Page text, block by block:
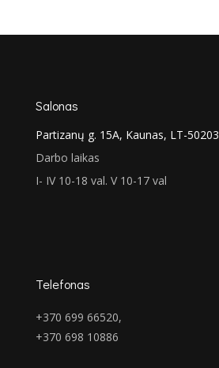
€109.00.€85.00.
Salonas
Partizanų g. 15A, Kaunas, LT-50203
Darbo laikas
I- IV 10-18 val. V 10-17 val
Telefonas
+370 699 66520,
+370 698 10886